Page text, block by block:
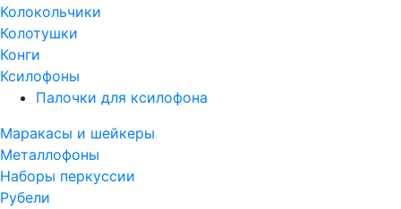
Колокольчики
Колотушки
Конги
Ксилофоны
Палочки для ксилофона
Маракасы и шейкеры
Металлофоны
Наборы перкуссии
Рубели